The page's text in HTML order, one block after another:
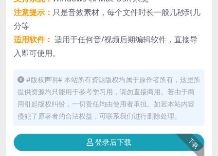
注意提示： 只是音效素材，每个文件时长一般几秒到几
分等
适用软件： 适用于任何音/视频后期编辑软件，直接导
入即可使用。
#版权声明# 本站所有资源版权均属于原作者所有，这里所
提供资源均只能用于参考学习用，请勿直接商用。若由于商
用引起版权纠纷，一切责任均由使用者承担。如若本站内容
侵犯了原著者的合法权益，可联系我们进行删除处理。
下载
登录后下载